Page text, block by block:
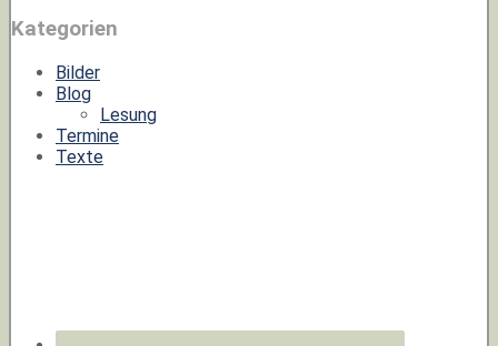
Kategorien
Bilder
Blog
Lesung
Termine
Texte